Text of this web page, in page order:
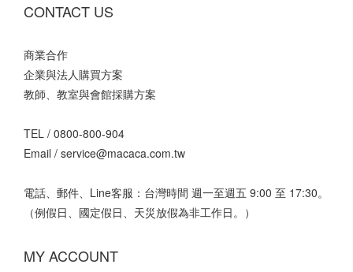
CONTACT US
商業合作
企業與法人購買方案
教師、教室與會館採購方案
TEL / 0800-800-904
Email / service@macaca.com.tw
電話、郵件、Line客服：台灣時間 週一至週五 9:00 至 17:30。
（例假日、國定假日、天災放假為非工作日。）
MY ACCOUNT